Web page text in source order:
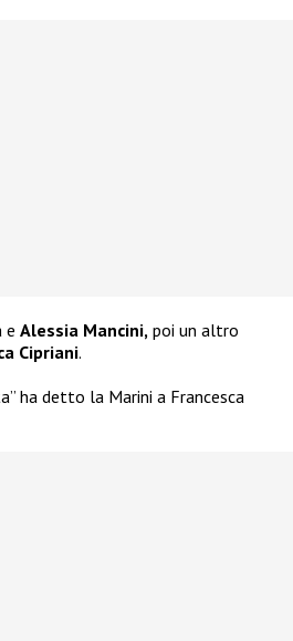
e Alessia Mancini, poi un altro
Cipriani.
ha detto la Marini a Francesca